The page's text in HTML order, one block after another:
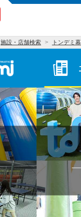
施設・店舗検索 トンデミ
トンデミ幕張